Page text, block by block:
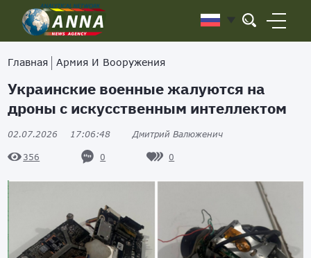
Главная Армия И Вооружения
Украинские военные жалуются на
дроны с искусственным интеллектом
02.07.2026 17:06:48 Дмитрий Валюженич
356 0 0